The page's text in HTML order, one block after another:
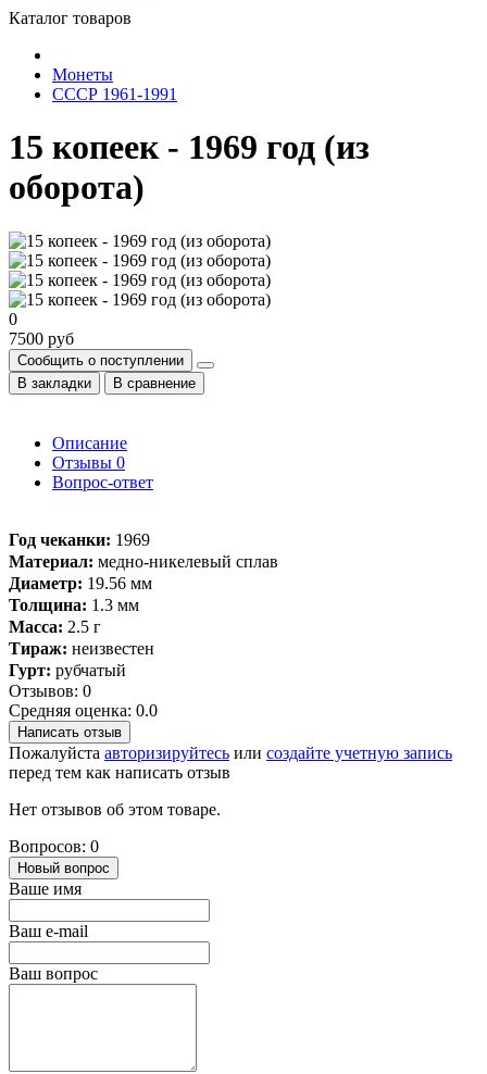
Каталог товаров
Монеты
СССР 1961-1991
15 копеек - 1969 год (из
оборота)
0
7500 руб
Сообщить о поступлении
В закладки
В сравнение
Описание
Отзывы 0
Вопрос-ответ
Год чеканки: 1969
Материал: медно-никелевый сплав
Диаметр: 19.56 мм
Толщина: 1.3 мм
Масса: 2.5 г
Тираж: неизвестен
Гурт: рубчатый
Отзывов: 0
Средняя оценка: 0.0
Написать отзыв
Пожалуйста авторизируйтесь или создайте учетную запись
перед тем как написать отзыв
Нет отзывов об этом товаре.
Вопросов: 0
Новый вопрос
Ваше имя
Ваш e-mail
Ваш вопрос